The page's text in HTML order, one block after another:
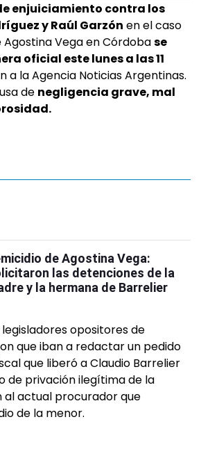
enjuiciamiento contra los
y Raúl Garzón en el caso
Vega en Córdobase
oficial este lunes a las 11
a la Agencia Noticias Argentinas.
de negligencia grave, mal
de Agostina Vega:
las detenciones de la
y la hermana de Barrelier
opositores de
que iban a redactar un pedido
que liberó a Claudio Barrelier
de privación ilegítima de la
actual procurador que
de la menor.